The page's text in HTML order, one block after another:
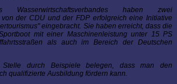
haben zwei
der CDU und der FDP erfolgreich eine Initiative
eingebracht. Sie haben erreicht, dass die
mit einer Maschinenleistung unter 15 PS
als auch im Bereich der Deutschen
durch Beispiele belegen, dass man den
qualifizierte Ausbildung fördern kann.